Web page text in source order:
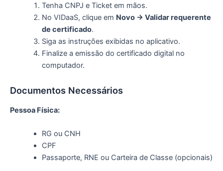
Tenha CNPJ e Ticket em mãos.
No VIDaaS, clique em Novo → Validar requerente
de certificado.
Siga as instruções exibidas no aplicativo.
Finalize a emissão do certificado digital no
computador.
Documentos Necessários
Pessoa Física:
RG ou CNH
CPF
Passaporte, RNE ou Carteira de Classe (opcionais)